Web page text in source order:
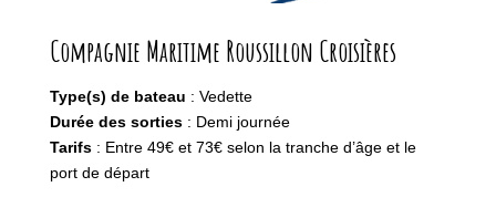
Compagnie Maritime Roussillon Croisières
Type(s) de bateau : Vedette
Durée des sorties: Demi journée
Tarifs: Entre 49€ et 73€ selon la tranche d’âge et le
port de départ